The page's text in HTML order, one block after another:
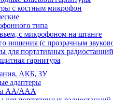
с костным микрофон
типа
с микрофоном на штанге
ношения (с прозрачным
для портативных радиостанций
гарнитура
АКБ, ЗУ
адаптеры
АА/ААА